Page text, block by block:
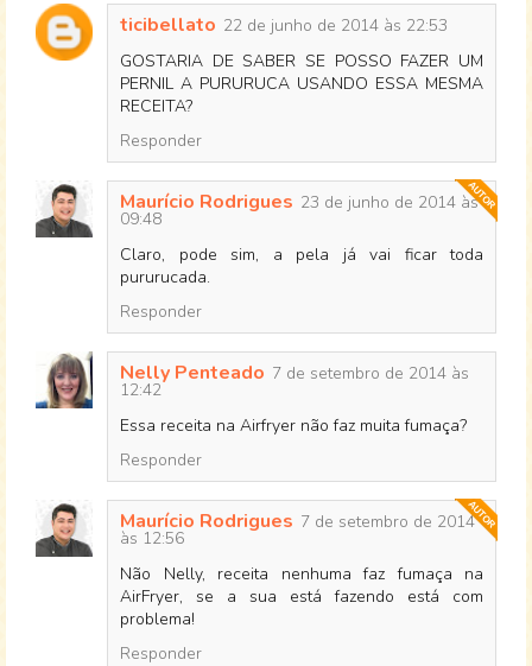
ticibellato 22 de junho de 2014 às 22:53
GOSTARIA DE SABER SE POSSO FAZER UM
PERNIL A PURURUCA USANDO ESSA MESMA
RECEITA?
Responder
Maurício Rodrigues 23 de junho de 2014 às
09:48
Claro, pode sim, a pela já vai ficar toda
pururucada.
Responder
Nelly Penteado 7 de setembro de 2014 às
12:42
Essa receita na Airfryer não faz muita fumaça?
Responder
Maurício Rodrigues 7 de setembro de 2014
às 12:56
Não Nelly, receita nenhuma faz fumaça na
AirFryer, se a sua está fazendo está com
problema!
Responder